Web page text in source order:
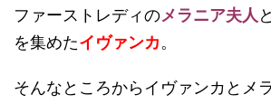
ファーストレディのメラニア夫人
を集めたイヴァンカ。
そんなところからイヴァンカとメ